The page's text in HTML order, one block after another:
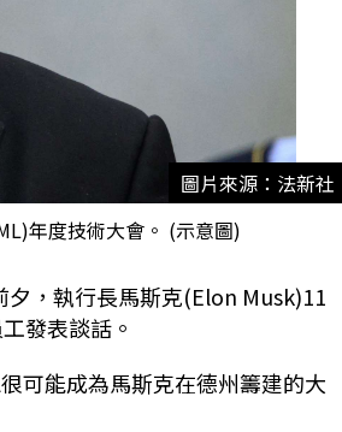
圖片來源：法新社
年度技術大會。 (示意圖)
，執行長馬斯克(Elon Musk)11
發表談話。
可能成為馬斯克在德州籌建的大